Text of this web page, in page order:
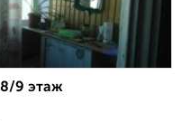
8/9 этаж